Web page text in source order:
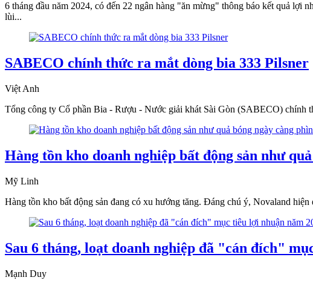
6 tháng đầu năm 2024, có đến 22 ngân hàng "ăn mừng" thông báo kết quả lợi
lùi...
SABECO chính thức ra mắt dòng bia 333 Pilsner
Việt Anh
Tổng công ty Cổ phần Bia - Rượu - Nước giải khát Sài Gòn (SABECO) chính
Hàng tồn kho doanh nghiệp bất động sản như
Mỹ Linh
Hàng tồn kho bất động sản đang có xu hướng tăng. Đáng chú ý, Novaland
Sau 6 tháng, loạt doanh nghiệp đã "cán đích"
Mạnh Duy